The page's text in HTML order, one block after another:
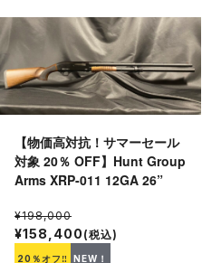
【物価高対抗！サマーセール
対象 20％ OFF】Hunt Group
Arms XRP-011 12GA 26”
¥198,000
¥158,400 (税込)
20％オフ‼ NEW！